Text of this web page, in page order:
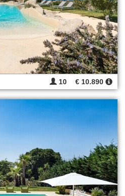
10 € 10.890